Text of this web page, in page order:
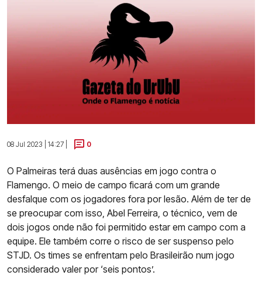
08 Jul 2023 | 14:27 | 0
O Palmeiras terá duas ausências em jogo contra o
Flamengo. O meio de campo ficará com um grande
desfalque com os jogadores fora por lesão. Além de ter de
se preocupar com isso, Abel Ferreira, o técnico, vem de
dois jogos onde não foi permitido estar em campo com a
equipe. Ele também corre o risco de ser suspenso pelo
STJD. Os times se enfrentam pelo Brasileirão num jogo
considerado valer por ‘seis pontos’.